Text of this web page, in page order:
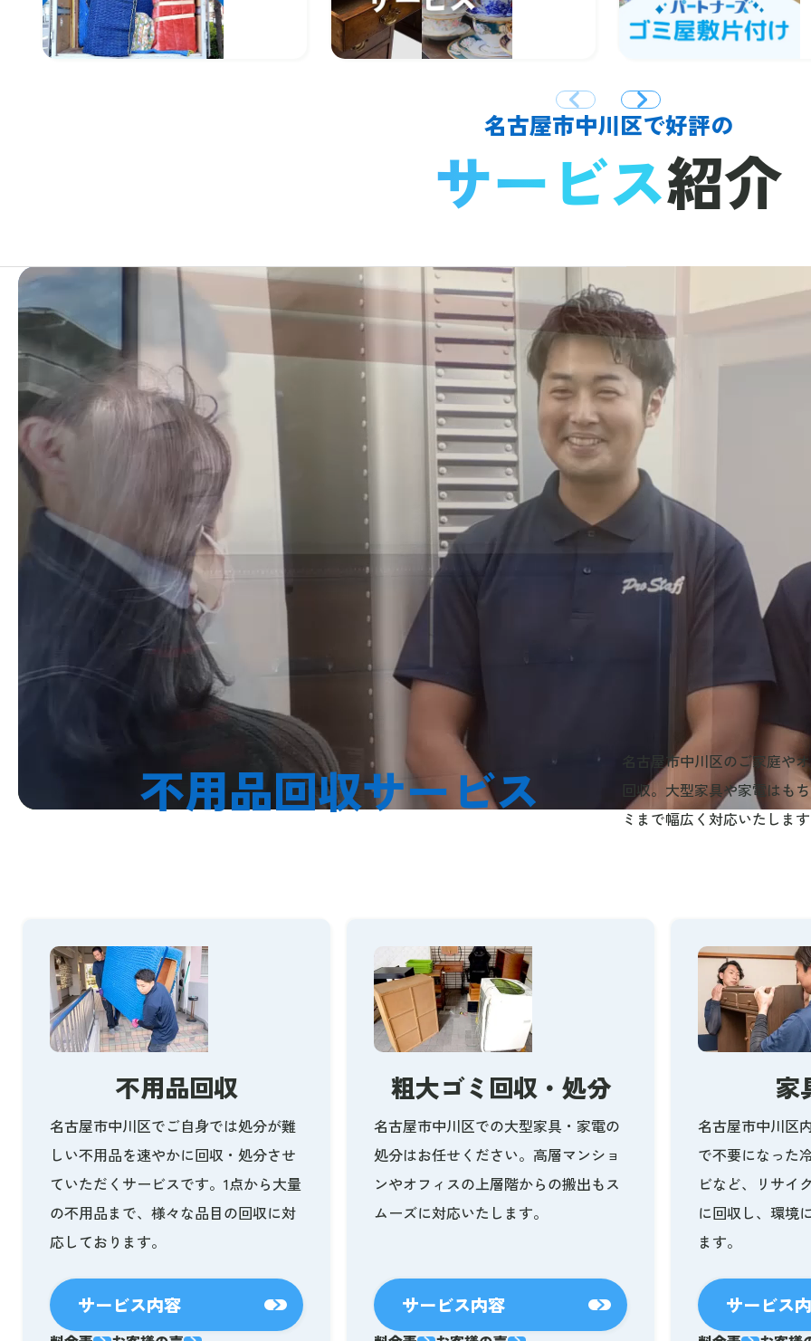
名古屋市中川区で好評の
サービス紹介
不用品回収サービス
名古屋市中川区のご家庭や
回収。大型家具や家電はも
ミまで幅広く対応いたしま
不用品回収
名古屋市中川区でご自身では処分が難
しい不用品を速やかに回収・処分させ
ていただくサービスです。1点から大量
の不用品まで、様々な品目の回収に対
応しております。
サービス内容
粗大ゴミ回収・処分
名古屋市中川区での大型家具・家電の
処分はお任せください。高層マンショ
ンやオフィスの上層階からの搬出もス
ムーズに対応いたします。
サービス内容
家
名古屋市中川区
で不要になった
ビなど、リサイ
に回収し、環境
ます。
サービス